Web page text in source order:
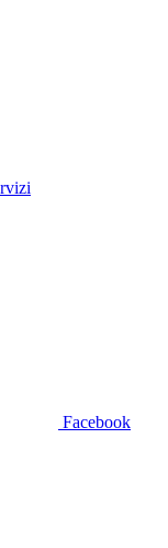
Facebook